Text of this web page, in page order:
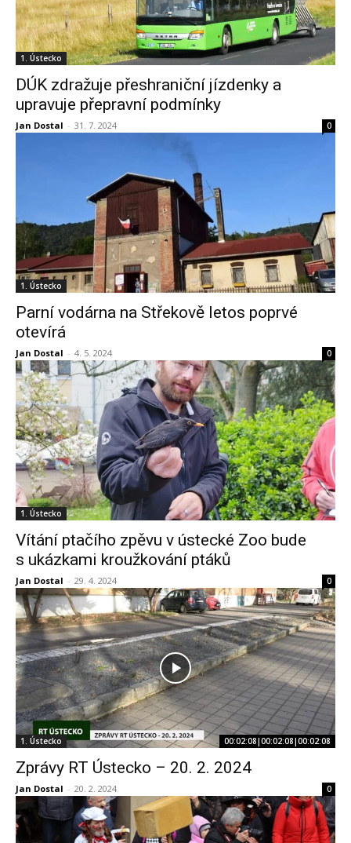
1. Ústecko
DÚK zdražuje přeshraniční jízdenky a
upravuje přepravní podmínky
Jan Dostal - 31. 7. 2024 0
1. Ústecko
Parní vodárna na Střekově letos poprvé
otevírá
Jan Dostal - 4. 5. 2024 0
1. Ústecko
Vítání ptačího zpěvu v ústecké Zoo bude
s ukázkami kroužkování ptáků
Jan Dostal - 29. 4. 2024 0
1. Ústecko 00:02:08|00:02:08|00:02:08
Zprávy RT Ústecko – 20. 2. 2024
Jan Dostal - 20. 2. 2024 0